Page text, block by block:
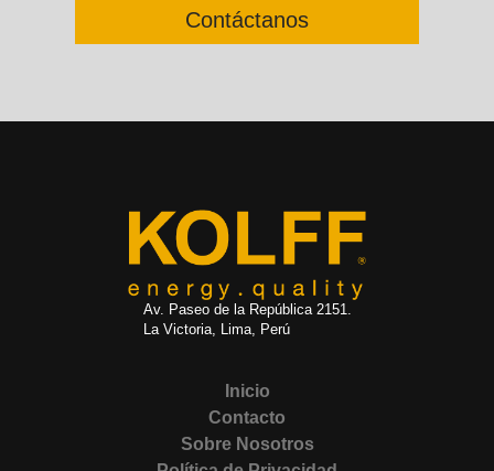
Contáctanos
Av. Paseo de la República 2151.
La Victoria, Lima, Perú
Inicio
Contacto
Sobre Nosotros